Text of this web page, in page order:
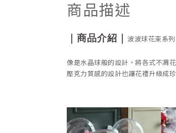
商品描述
｜商品介紹｜ 波波球花束系列
像是水晶球般的設計，將各式不凋
壓克力質感的設計也讓花禮升級成